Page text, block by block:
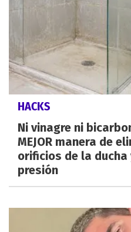
HACKS
Ni vinagre ni
MEJOR manera de
orificios de la ducha
presión